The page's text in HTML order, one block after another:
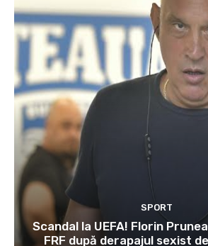
SPORT
Scandal la UEFA! Florin
FRF după derapajul sexist